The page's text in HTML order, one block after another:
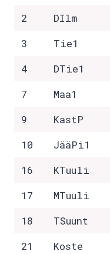
2
DIlm
3
Tie1
4
DTie1
7
Maa1
9
KastP
10
JääPi1
16
KTuuli
17
MTuuli
18
TSuunt
21
Koste